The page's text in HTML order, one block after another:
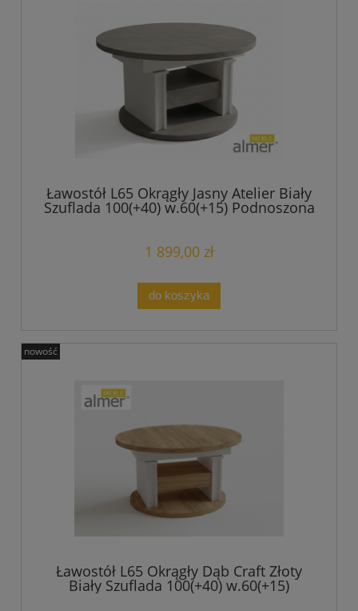
Ławostół L65 Okrągły Jasny Atelier Biały
Szuflada 100(+40) w.60(+15) Podnoszona
Rozkładana Ława Stolik
1 899,00 zł
do koszyka
Ławostół L65 Okrągły Dąb Craft Złoty
Biały Szuflada 100(+40) w.60(+15)
Podnoszona Rozkładana Ława Stolik
nowość